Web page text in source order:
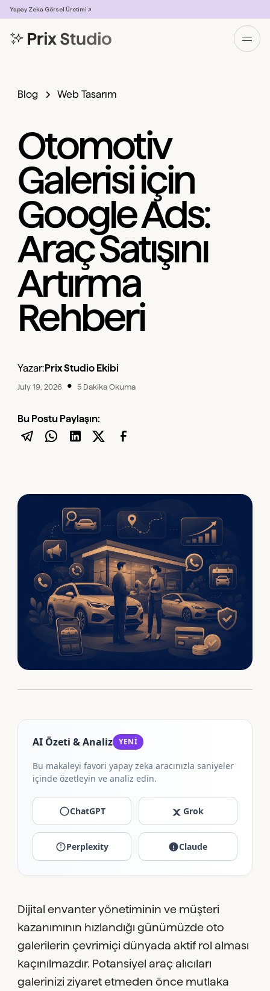
Yapay Zeka Görsel Üretimi ↗
Blog Web Tasarım
Otomotiv
Galerisi için
Google Ads:
Araç Satışını
Artırma
Rehberi
Yazar: Prix Studio Ekibi
July 19, 2026 • 5 Dakika Okuma
Bu Postu Paylaşın:
AI Özeti & Analiz YENİ
Bu makaleyi favori yapay zeka aracınızla saniyeler
içinde özetleyin ve analiz edin.
ChatGPT Grok
Perplexity Claude
Dijital envanter yönetiminin ve müşteri
kazanımının hızlandığı günümüzde oto
galerilerin çevrimiçi dünyada aktif rol alması
kaçınılmazdır. Potansiyel araç alıcıları
galerinizi ziyaret etmeden önce mutlaka